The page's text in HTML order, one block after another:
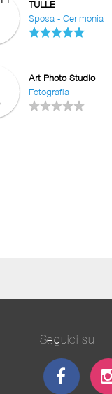
TULLE
Sposa - Cerimonia
Art Photo Studio
Fotografia
Seguici su